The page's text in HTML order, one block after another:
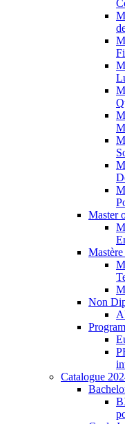
Master
Non
Catalogue